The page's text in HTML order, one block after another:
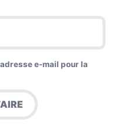
e-mail pour la